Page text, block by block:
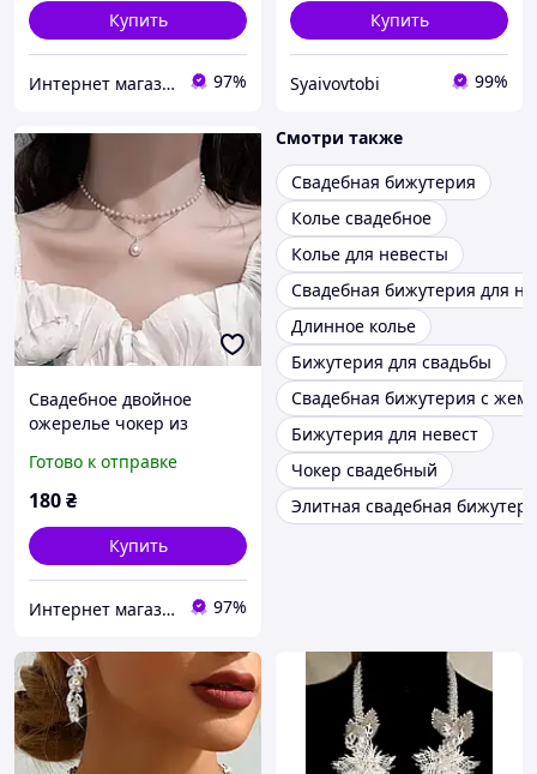
Купить
Интернет магазин аксессуаров АЛЬПАКА 97%
Купить
Syaivovtobi 99%
Свадебное двойное
ожерелье чокер из
Готово к отправке
180₴
Купить
Интернет магазин аксессуаров АЛЬПАКА 97%
Смотри также
Свадебная бижутерия
Колье свадебное
Колье для невесты
Свадебная бижутерия для
Длинное колье
Бижутерия для свадьбы
Свадебная бижутерия с
Бижутерия для невест
Чокер свадебный
Элитная свадебная